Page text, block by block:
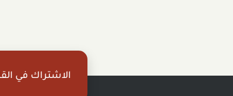
الاشتراك في